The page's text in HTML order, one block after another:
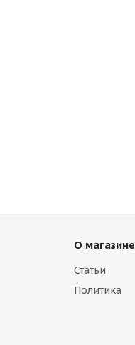
О магазине
Статьи
Политика